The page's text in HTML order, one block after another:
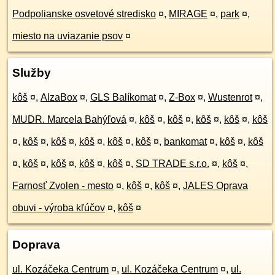
Podpolianske osvetové stredisko ¤, MIRAGE ¤, park ¤,
miesto na uviazanie psov ¤
Služby
kôš ¤, AlzaBox ¤, GLS Balíkomat ¤, Z-Box ¤, Wustenrot ¤,
MUDR. Marcela Bahýľová ¤, kôš ¤, kôš ¤, kôš ¤, kôš ¤, kôš
¤, kôš ¤, kôš ¤, kôš ¤, kôš ¤, kôš ¤, bankomat ¤, kôš ¤, kôš
¤, kôš ¤, kôš ¤, kôš ¤, kôš ¤, SD TRADE s.r.o. ¤, kôš ¤,
Farnosť Zvolen - mesto ¤, kôš ¤, kôš ¤, JALES Oprava
obuvi - výroba kľúčov ¤, kôš ¤
Doprava
ul. Kozáčeka Centrum ¤, ul. Kozáčeka Centrum ¤, ul.